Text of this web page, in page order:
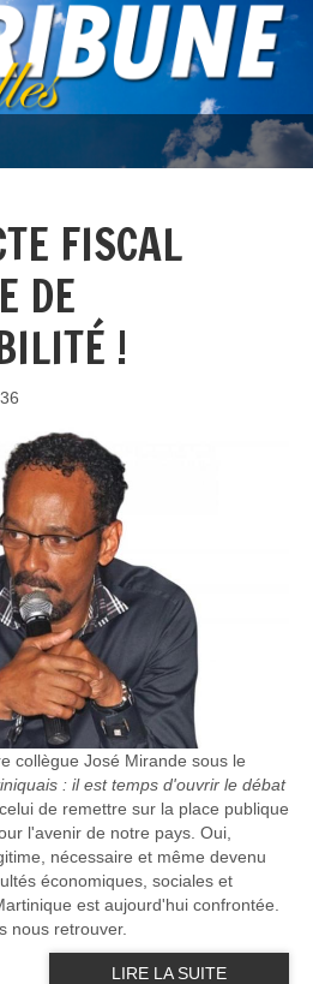
FISCAL
DE
!
collègue José Mirande sous le
: il est temps d'ouvrir le débat
de remettre sur la place publique
l'avenir de notre pays. Oui,
nécessaire et même devenu
économiques, sociales et
est aujourd'hui confrontée.
nous retrouver.
LIRE LA SUITE